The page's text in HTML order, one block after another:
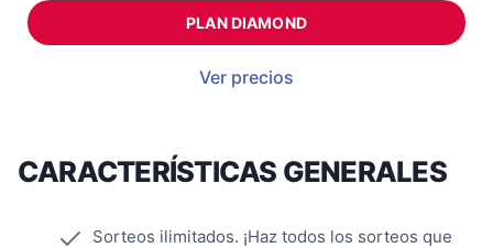
CARACTERÍSTICAS GENERALES
Sorteos ilimitados. ¡Haz todos los sorteos que
PLAN DIAMOND
Ver precios